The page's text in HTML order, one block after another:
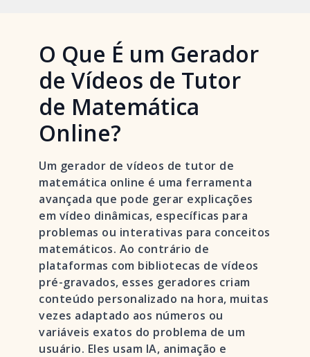
O Que É um Gerador
de Vídeos de Tutor
de Matemática
Online?
Um gerador de vídeos de tutor de
matemática online é uma ferramenta
avançada que pode gerar explicações
em vídeo dinâmicas, específicas para
problemas ou interativas para conceitos
matemáticos. Ao contrário de
plataformas com bibliotecas de vídeos
pré-gravados, esses geradores criam
conteúdo personalizado na hora, muitas
vezes adaptado aos números ou
variáveis exatos do problema de um
usuário. Eles usam IA, animação e